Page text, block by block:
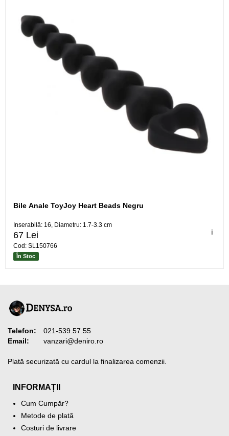
ℹ️
Bile Anale ToyJoy Heart Beads Negru
Inserabilă: 16, Diametru: 1.7-3.3 cm
67 Lei
Cod: SL150766
În Stoc
Telefon:
021-539.57.55
Email:
vanzari@deniro.ro
Plată securizată cu cardul la finalizarea comenzii.
INFORMAȚII
Cum Cumpăr?
Metode de plată
Costuri de livrare